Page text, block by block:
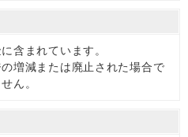
含まれています。
増減または廃止された場合で
ん。